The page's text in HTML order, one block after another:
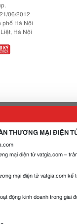
06/2012
phố Hà Nội
Hà Nội
THƯƠNG MẠI ĐIỆN
mại điện tử vatgia.com –
mại điện tử vatgia.com kể
động kinh doanh trong giai